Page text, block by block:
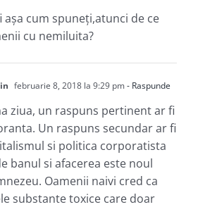
așa cum spuneți,atunci de ce
cu nemiluita?
februarie 8, 2018 la 9:29 pm- Raspunde
ziua, un raspuns pertinent ar fi
Un raspuns secundar ar fi
si politica corporatista
banul si afacerea este noul
Oamenii naivi cred ca
substante toxice care doar